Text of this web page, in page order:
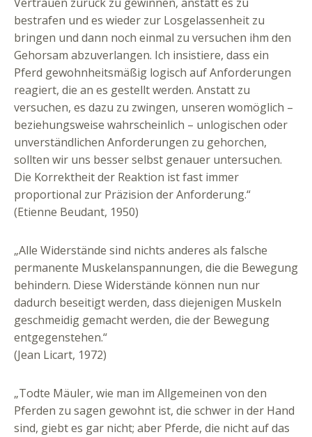
bestrafen und es wieder zur Losgelassenheit zu
bringen und dann noch einmal zu versuchen ihm den
Gehorsam abzuverlangen. Ich insistiere, dass ein
Pferd gewohnheitsmäßig logisch auf Anforderungen
reagiert, die an es gestellt werden. Anstatt zu
versuchen, es dazu zu zwingen, unseren womöglich –
beziehungsweise wahrscheinlich – unlogischen oder
unverständlichen Anforderungen zu gehorchen,
sollten wir uns besser selbst genauer untersuchen.
Die Korrektheit der Reaktion ist fast immer
proportional zur Präzision der Anforderung.“
(Etienne Beudant, 1950)
„Alle Widerstände sind nichts anderes als falsche
permanente Muskelanspannungen, die die Bewegung
behindern. Diese Widerstände können nun nur
dadurch beseitigt werden, dass diejenigen Muskeln
geschmeidig gemacht werden, die der Bewegung
entgegenstehen.“
(Jean Licart, 1972)
„Todte Mäuler, wie man im Allgemeinen von den
Pferden zu sagen gewohnt ist, die schwer in der Hand
sind, giebt es gar nicht; aber Pferde, die nicht auf das